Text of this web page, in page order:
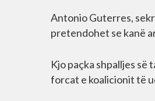
Antonio Guterres,
pretendohet se kanë
Kjo paçka shpalljes së
forcat e koalicionit të